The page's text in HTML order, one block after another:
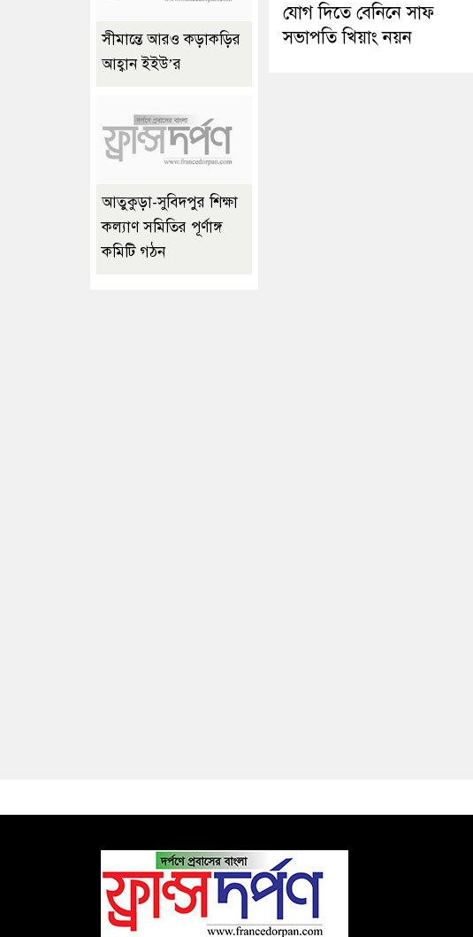
যোগ দিতে বেনিনে সাফ
সভাপতি খিয়াং নয়ন
সীমান্তে আরও কড়াকড়ির
আহ্বান ইইউ’র
আতুকুড়া-সুবিদপুর শিক্ষা
কল্যাণ সমিতির পূর্ণাঙ্গ
কমিটি গঠন